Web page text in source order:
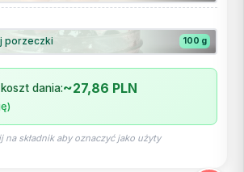
porzeczki 100 g
dania:~27,86 PLN
na składnik aby oznaczyć jako użyty